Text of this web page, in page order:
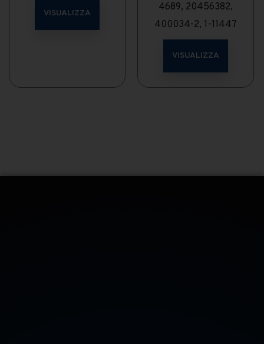
VISUALIZZA
4689, 20456382,
400034-2, 1-11447
VISUALIZZA